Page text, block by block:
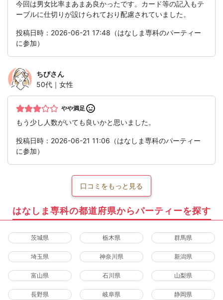
今回は男女比率まあまあ良かったです。カード等の記入もテ
ーブルに仕切りが設けられており配慮されていました。
投稿日時：2026-06-21 17:48（はなしま専科のパーティー
に参加）
ちびさん
50代｜女性
やや満足
もう少し人数がいても良いかと思いました。
投稿日時：2026-06-21 11:06（はなしま専科のパーティー
に参加）
口コミをもっと見る
はなしま専科の都道府県からパーティーを探す
茨城県 栃木県 群馬県
埼玉県 神奈川県 新潟県
富山県 石川県 山梨県
長野県 岐阜県 静岡県